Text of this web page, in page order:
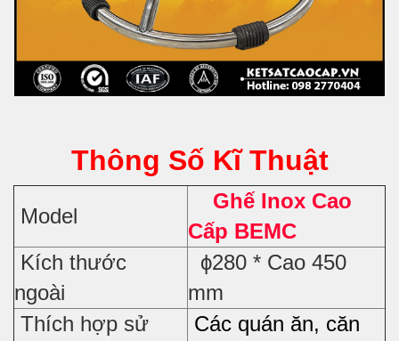
Thông Số Kĩ Thuật
Model
Ghế Inox Cao
Cấp BEMC
Kích thước
ngoài
ϕ280 * Cao 450
mm
Thích hợp sử
Các quán ăn, căn